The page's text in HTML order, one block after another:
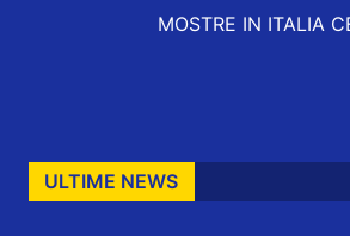
MOSTRE IN ITALIA
ULTIME NEWS Sul